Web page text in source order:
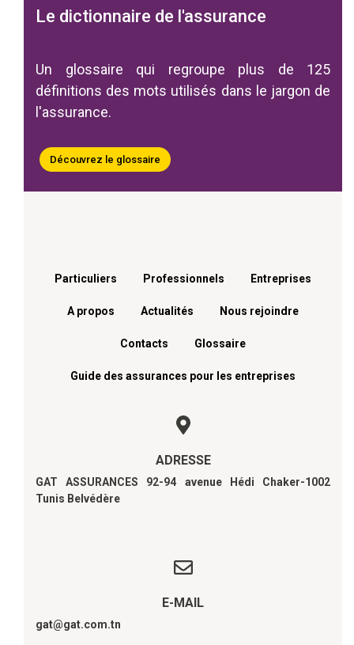
Le dictionnaire de l'assurance
Un glossaire qui regroupe plus de 125
définitions des mots utilisés dans le jargon de
l'assurance.
Découvrez le glossaire
Menu footer
Particuliers Professionnels Entreprises
A propos Actualités Nous rejoindre
Contacts Glossaire
Guide des assurances pour les entreprises
ADRESSE
GAT ASSURANCES 92-94 avenue Hédi Chaker-1002
Tunis Belvédère
E-MAIL
gat@gat.com.tn